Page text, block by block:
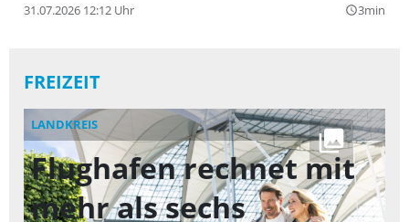
31.07.2026 12:12 Uhr query_builder3min
FREIZEIT
LANDKREIS
Flughafen rechnet mit
mehr als sechs